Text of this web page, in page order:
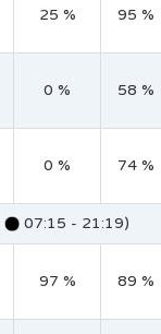
25 % 95 %
0 % 58 %
0 % 74 %
07:15 - 21:19)
97 % 89 %